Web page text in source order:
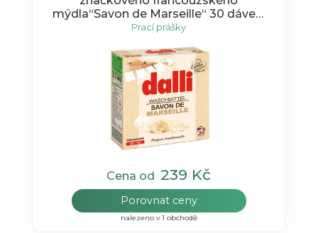
mýdla“Savon de Marseille“ 30 dávek,
1,95Kg
Prací prášky
Cena od239 Kč
Porovnat ceny
nalezeno v 1 obchodě